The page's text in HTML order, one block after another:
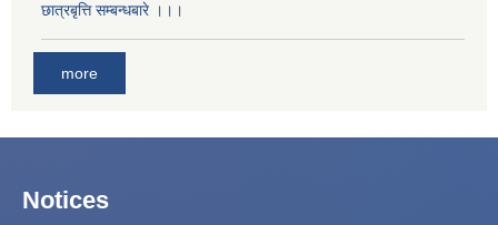
छात्रबृत्ति सम्बन्धबारे ।।।
more
Notices